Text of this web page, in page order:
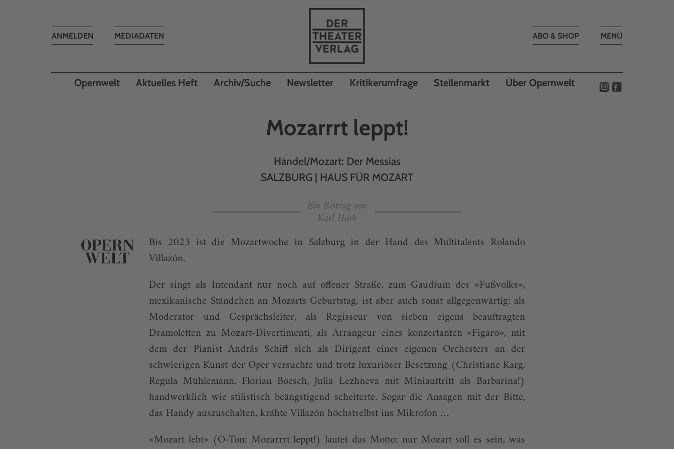
Toggle
MENÜ
ABO & SHOP
MEDIADATEN
Toggle
ANMELDEN
Opernwelt Aktuelles Heft Archiv/Suche Newsletter Kritikerumfrage Stellenmarkt Über Opernwelt
Mozarrrt leppt!
Händel/Mozart: Der Messias
SALZBURG | HAUS FÜR MOZART
Ein Beitrag von
Karl Harb
Bis 2023 ist die Mozartwoche in Salzburg in der Hand des Multitalents Rolando
Villazón.
Der singt als Intendant nur noch auf offener Straße, zum Gaudium des «Fußvolks»,
mexikanische Ständchen an Mozarts Geburtstag, ist aber auch sonst allgegenwärtig: als
Moderator und Gesprächsleiter, als Regisseur von sieben eigens beauftragten
Dramoletten zu Mozart-Divertimenti, als Arrangeur eines konzertanten «Figaro», mit
dem der Pianist András Schiff sich als Dirigent eines eigenen Orchesters an der
schwierigen Kunst der Oper versuchte und trotz luxuriöser Besetzung (Christiane Karg,
Regula Mühlemann, Florian Boesch, Julia Lezhneva mit Miniauftritt als Barbarina!)
handwerklich wie stilistisch beängstigend scheiterte. Sogar die Ansagen mit der Bitte,
das Handy auszuschalten, krähte Villazón höchstselbst ins Mikrofon …
«Mozart lebt» (O-Ton: Mozarrrt leppt!) lautet das Motto; nur Mozart soll es sein, was